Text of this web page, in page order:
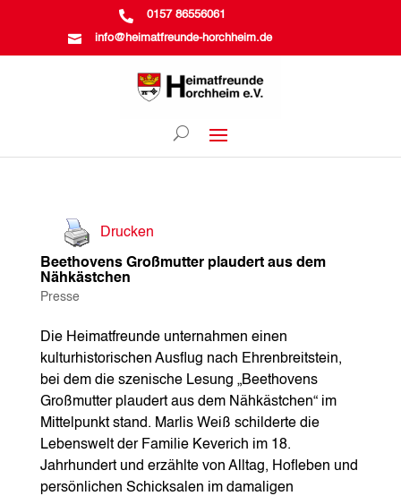
 0157 86556061
 info@heimatfreunde-horchheim.de
Drucken
Beethovens Großmutter plaudert aus dem
Nähkästchen
Presse
Die Heimatfreunde unternahmen einen
kulturhistorischen Ausflug nach Ehrenbreitstein,
bei dem die szenische Lesung „Beethovens
Großmutter plaudert aus dem Nähkästchen“ im
Mittelpunkt stand. Marlis Weiß schilderte die
Lebenswelt der Familie Keverich im 18.
Jahrhundert und erzählte von Alltag, Hofleben und
persönlichen Schicksalen im damaligen